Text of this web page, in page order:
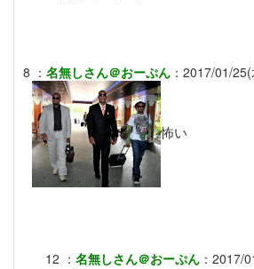
8 ： 名無しさん＠おーぷん ： 2017/01/
怖い
12 ： 名無しさん＠おーぷん ： 2017/